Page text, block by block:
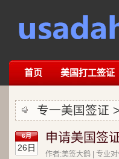
首页 美国打工签证
专一美国签证
6月
26日
申请美国签
作者:美签大鹤 | 专业